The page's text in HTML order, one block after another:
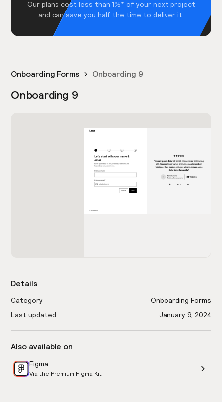
Our plans cost less than 1%* of your next project
and can save you half the time to deliver it.
Onboarding Forms Onboarding 9
Onboarding 9
Details
Category
Onboarding Forms
Last updated
January 9, 2024
Also available on
Figma
Via the Premium Figma Kit